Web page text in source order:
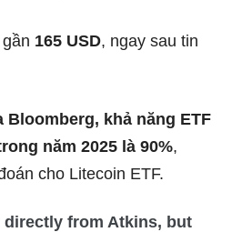
165 USD, ngay sau tin
Bloomberg, khả năng ETF
năm 2025 là 90%,
cho Litecoin ETF.
directly from Atkins, but